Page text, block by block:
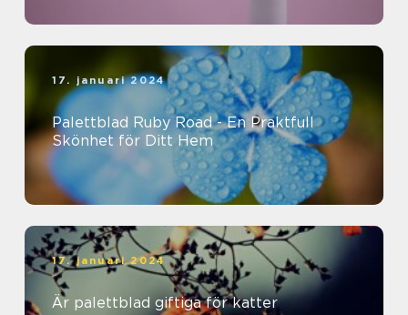
17. januari 2024
Palettblad Ruby Road - En Praktfull
Skönhet för Ditt Hem
17. januari 2024
Är palettblad giftiga för katter